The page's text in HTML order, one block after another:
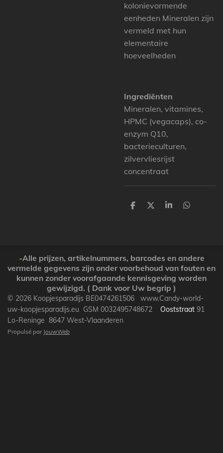
kolonievormende
eenheden Mineralen zijn
vermeld met hun
elementaire
hoeveelheden
Ingrediënten
Mineralen, vitamines,
HPMC (vegacaps), co-
enzym Q10,
bacterieculturen,
zilvervliesrijst
concentraat
P
e
P
e
P
e
P
e
-Alle prijzen, artikelnummers, barcodes en andere
vermelde gegevens zijn onder voorbehoud van fouten en
kunnen zonder voorafgaande kennisgeving worden
gewijzigd. ( Dank voor Uw begrip )
© 2026 Koopjesparadijs BE0474261506 www.Candy-world-
uw-koopjesparadijs.eu GSM 0032495748672 Ooststraat 91
Lo-Reninge 8647 West-Vlaanderen
Propulsé par JouwWeb